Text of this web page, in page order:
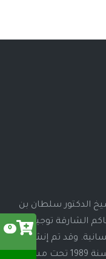
0
الدكتور سلطان بن
الشارقة توجيهاته
وقد تم إنشاء
ذلك الصرح بالمرسوم الأميري رقم (1) لسنة 1989 تحت مسمى